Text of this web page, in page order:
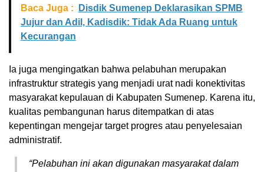
Baca Juga :
Disdik Sumenep Deklarasikan SPMB
Jujur dan Adil, Kadisdik: Tidak Ada Ruang untuk
Kecurangan
Ia juga mengingatkan bahwa pelabuhan merupakan
infrastruktur strategis yang menjadi urat nadi konektivitas
masyarakat kepulauan di Kabupaten Sumenep. Karena itu,
kualitas pembangunan harus ditempatkan di atas
kepentingan mengejar target progres atau penyelesaian
administratif.
“Pelabuhan ini akan digunakan masyarakat dalam